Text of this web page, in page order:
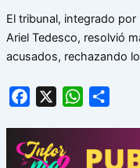
El tribunal, integrado
Ariel Tedesco, resolvió
acusados, rechazando
Facebook WhatsApp